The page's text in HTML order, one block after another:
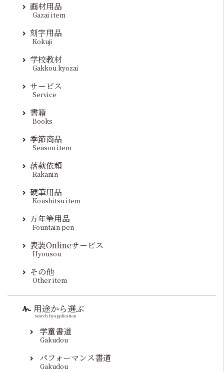
画材用品
Gazai item
刻字用品
Kokuji
学校教材
Gakkou kyozai
サービス
Service
書籍
Books
季節商品
Season item
落款依頼
Rakanin
硬筆用品
Koushitsu item
万年筆用品
Fountain pen
表装Onlineサービス
Hyousou
その他
Other item
用途から選ぶ
Search by application
学童書道
Gakudou
パフォーマンス書道
Gakudou